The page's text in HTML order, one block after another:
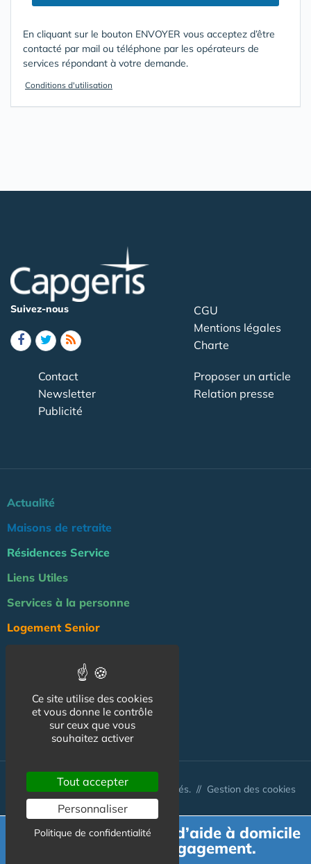
En cliquant sur le bouton ENVOYER vous acceptez d’être
contacté par mail ou téléphone par les opérateurs de
services répondant à votre demande.
Conditions d'utilisation
Suivez-nous
CGU
Mentions légales
Charte
Contact
Newsletter
Publicité
Proposer un article
Relation presse
Actualité
Maisons de retraite
Résidences Service
Liens Utiles
Services à la personne
Logement Senior
Emploi & formation
Professionnels
NOS AUTRES SITES :
© Australis 2026 - Tous droits réservés. // Gestion des cookies
Demande de devis d’aide à domicile
gratuit et sans engagement.
Ce site utilise des cookies
et vous donne le contrôle
sur ceux que vous
souhaitez activer
Tout accepter
Personnaliser
Politique de confidentialité